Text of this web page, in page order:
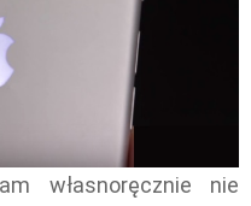
własnoręcznie nie